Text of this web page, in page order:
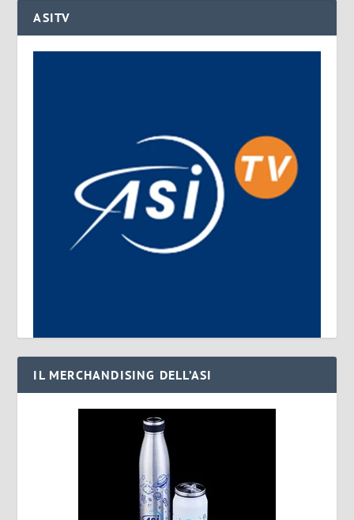
ASITV
IL MERCHANDISING DELL’ASI